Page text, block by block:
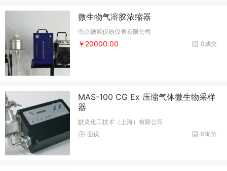
微生物气溶胶浓缩器
南京德旭仪器仪表有限公司
0成交
￥20000.00
MAS-100 CG Ex 压缩气体微生物采样
器
默克化工技术（上海）有限公司
0询价
面议